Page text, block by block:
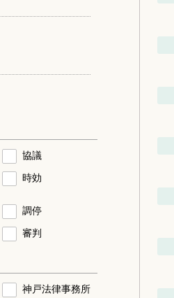
協議
時効
調停
審判
神戸法律事務所